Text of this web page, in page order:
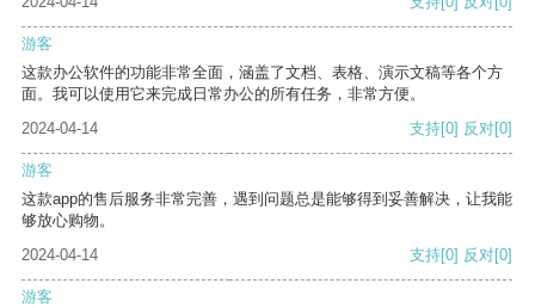
游客
这款办公软件的功能非常全面，涵盖了文档、表格、演示文稿等各个方
面。我可以使用它来完成日常办公的所有任务，非常方便。
2024-04-14
支持[0] 反对[0]
游客
这款app的售后服务非常完善，遇到问题总是能够得到妥善解决，让我能
够放心购物。
2024-04-14
支持[0] 反对[0]
游客